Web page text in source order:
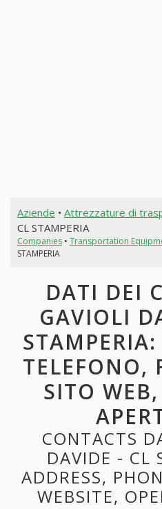
Aziende • Attrezzature di
CL STAMPERIA
Companies• Transportation
STAMPERIA
DATI DEI
GAVIOLI
TELEFONO,
SITO
CONTACTS
DAVIDE - CL
ADDRESS,
WEBSITE,